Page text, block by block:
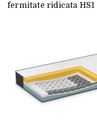
fermitate ridicata HS1